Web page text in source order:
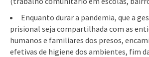
Enquanto durar a pandemia, que a
prisional seja compartilhada com as
humanos e familiares dos presos,
efetivas de higiene dos ambientes, fim